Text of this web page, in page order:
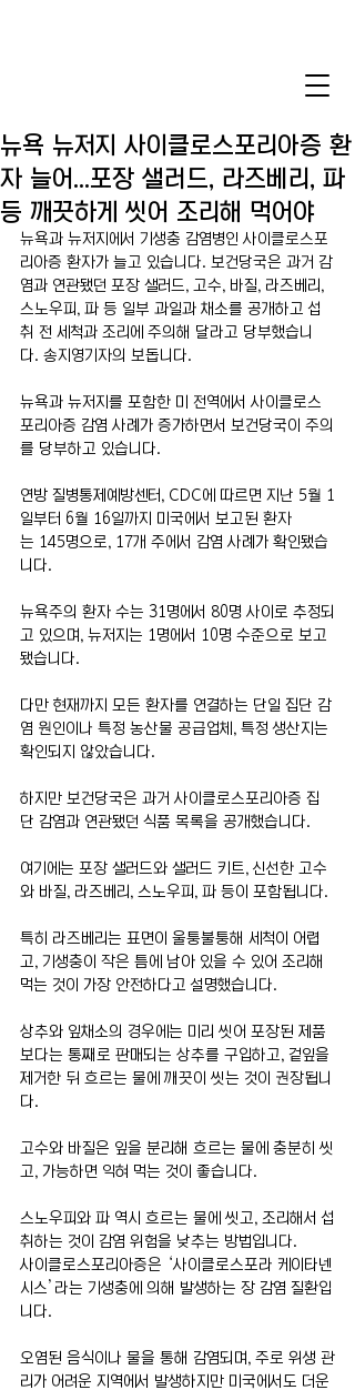
뉴욕 뉴저지 사이클로스포리아증 환
자 늘어...포장 샐러드, 라즈베리, 파
등 깨끗하게 씻어 조리해 먹어야
뉴욕과 뉴저지에서 기생충 감염병인 사이클로스포
리아증 환자가 늘고 있습니다. 보건당국은 과거 감
염과 연관됐던 포장 샐러드, 고수, 바질, 라즈베리,
스노우피, 파 등 일부 과일과 채소를 공개하고 섭
취 전 세척과 조리에 주의해 달라고 당부했습니
다. 송지영기자의 보돕니다.
뉴욕과 뉴저지를 포함한 미 전역에서 사이클로스
포리아증 감염 사례가 증가하면서 보건당국이 주의
를 당부하고 있습니다.
연방 질병통제예방센터, CDC에 따르면 지난 5월 1
일부터 6월 16일까지 미국에서 보고된 환자
는 145명으로, 17개 주에서 감염 사례가 확인됐습
니다.
뉴욕주의 환자 수는 31명에서 80명 사이로 추정되
고 있으며, 뉴저지는 1명에서 10명 수준으로 보고
됐습니다.
다만 현재까지 모든 환자를 연결하는 단일 집단 감
염 원인이나 특정 농산물 공급업체, 특정 생산지는
확인되지 않았습니다.
하지만 보건당국은 과거 사이클로스포리아증 집
단 감염과 연관됐던 식품 목록을 공개했습니다.
여기에는 포장 샐러드와 샐러드 키트, 신선한 고수
와 바질, 라즈베리, 스노우피, 파 등이 포함됩니다.
특히 라즈베리는 표면이 울퉁불퉁해 세척이 어렵
고, 기생충이 작은 틈에 남아 있을 수 있어 조리해
먹는 것이 가장 안전하다고 설명했습니다.
상추와 잎채소의 경우에는 미리 씻어 포장된 제품
보다는 통째로 판매되는 상추를 구입하고, 겉잎을
제거한 뒤 흐르는 물에 깨끗이 씻는 것이 권장됩니
다.
고수와 바질은 잎을 분리해 흐르는 물에 충분히 씻
고, 가능하면 익혀 먹는 것이 좋습니다.
스노우피와 파 역시 흐르는 물에 씻고, 조리해서 섭
취하는 것이 감염 위험을 낮추는 방법입니다.
사이클로스포리아증은 ‘사이클로스포라 케이타넨
시스’라는 기생충에 의해 발생하는 장 감염 질환입
니다.
오염된 음식이나 물을 통해 감염되며, 주로 위생 관
리가 어려운 지역에서 발생하지만 미국에서도 더운